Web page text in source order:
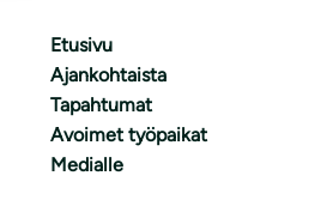
Etusivu
Ajankohtaista
Tapahtumat
Avoimet työpaikat
Medialle